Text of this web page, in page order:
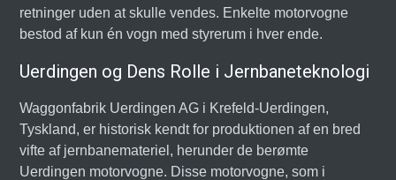
retninger uden at skulle vendes. Enkelte motorvogne
bestod af kun én vogn med styrerum i hver ende.
Uerdingen og Dens Rolle i Jernbaneteknologi
Waggonfabrik Uerdingen AG i Krefeld-Uerdingen,
Tyskland, er historisk kendt for produktionen af en bred
vifte af jernbanemateriel, herunder de berømte
Uerdingen motorvogne. Disse motorvogne, som i